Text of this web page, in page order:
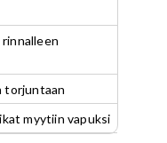
torjuntaan
myytiin vapuksi